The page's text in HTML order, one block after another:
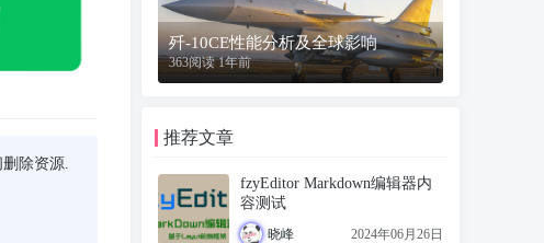
除资源.
歼-10CE性能分析及全球影响
363阅读 1年前
推荐文章
fzyEditor Markdown编辑器内
容测试
晓峰 2024年06月26日